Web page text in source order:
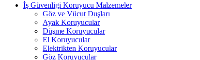
İş Güvenligi Koruyucu Malzemeler
Göz ve Vücut Duşları
Ayak Koruyucular
Düşme Koruyucular
El Koruyucular
Elektrikten Koruyucular
Göz Koruyucular